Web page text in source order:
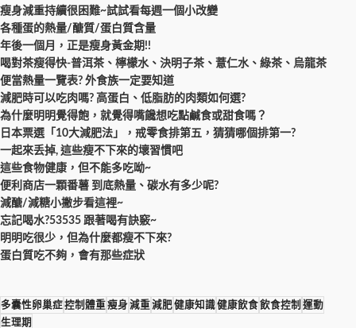
瘦身減重持續很困難~試試看每週一個小改變
各種蛋的熱量/醣質/蛋白質含量
年後一個月，正是瘦身黃金期!!
喝對茶瘦得快-普洱茶、檸檬水、決明子茶、薏仁水、綠茶、烏龍茶
便當熱量一覽表? 外食族一定要知道
減肥時可以吃肉嗎? 高蛋白、低脂肪的肉類如何選?
為什麼明明覺得飽，就覺得嘴饞想吃點鹹食或甜食嗎？
日本票選「10大減肥法」，戒零食排第五，猜猜哪個排第一?
一起來丢掉, 這些瘦不下來的壞習慣吧
這些食物健康，但不能多吃呦~
便利商店一顆番薯 到底熱量、碳水有多少呢?
減醣/減糖小撇步看這裡~
忘記喝水?53535 跟著喝有訣竅~
明明吃很少，但為什麼都瘦不下來?
蛋白質吃不夠，會有那些症狀
多囊性卵巢症控制體重瘦身減重減肥健康知識健康飲食飲食控制 運動
生理期